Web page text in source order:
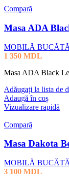
Compară
Masa ADA
MOBILĂ
1 350 MDL
Masa ADA Black
Adăugați la lista de
Adaugă în coș
Vizualizare rapidă
Compară
Masa Dakota
MOBILĂ
3 100 MDL